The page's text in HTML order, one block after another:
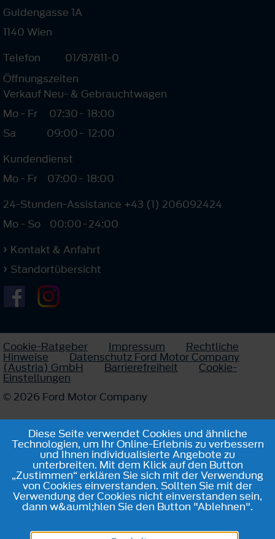
Guldengasse 1A
1140 Wien
Telefon
01/87811-0
Öffnungszeiten
Verkauf Neu- & Gebrauchtwagen
Mo - Fr
07:30- 18:00
Sa
09:00- 12:00
Kundendienst
Mo - Fr
07:00- 18:00
24-Stunden-Assistance +43 (1) 206092424
Mo - So
00:00-24:00
Kontakt & Anfahrt
Standortübersicht
Cookie-Ratgeber Impressum Rechtliche
Hinweise Datenschutz Ford Motor Company
(Austria) GmbH Barrierefreiheit Cookie-
Einstellungen
© 2026 Ford Motor Company
Diese Seite verwendet Cookies und ähnliche
Technologien, um Ihr Online-Erlebnis zu verbessern
und Ihnen individualisierte Angebote zu
unterbreiten. Mit dem Klick auf den Button
„Zustimmen“ erklären Sie sich mit der Verwendung
von Cookies einverstanden. Sollten Sie mit der
Verwendung der Cookies nicht einverstanden sein,
dann w&auml;hlen Sie den Button "Ablehnen".